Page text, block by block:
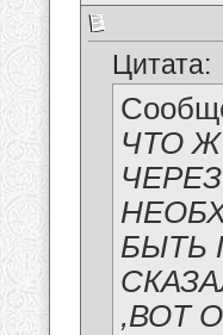
Цитата:
ЧТО
БЫТЬ
,ВОТ